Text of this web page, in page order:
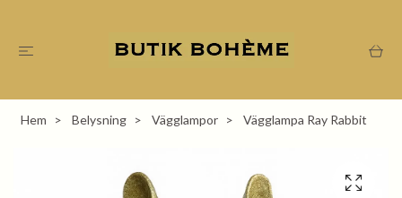
Hem Belysning Vägglampor Vägglampa Ray Rabbit